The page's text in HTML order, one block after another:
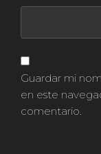
Guardar mi
en este
comentario.